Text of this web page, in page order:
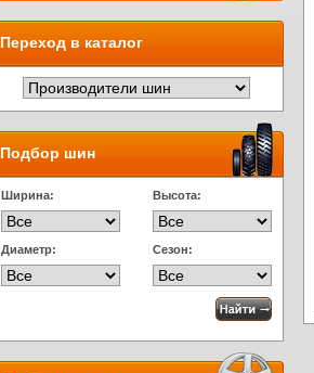
Переход в каталог
Подбор шин
Ширина: Высота:
Диаметр: Сезон: